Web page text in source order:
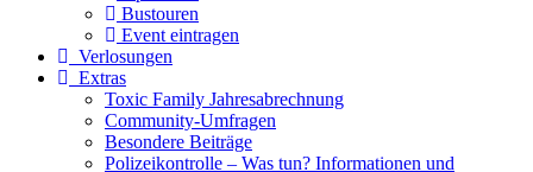
Bustouren
Event eintragen
Verlosungen
Extras
Toxic Family Jahresabrechnung
Community-Umfragen
Besondere Beiträge
Polizeikontrolle – Was tun? Informationen und